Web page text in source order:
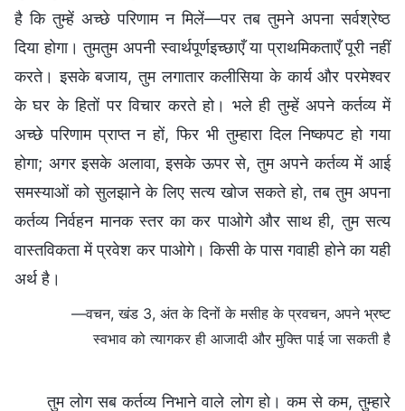
है कि तुम्‍हें अच्‍छे परिणाम न मिलें—पर तब तुमने अपना सर्वश्रेष्‍ठ
दिया होगा। तुमतुम अपनी स्‍वार्थपूर्णइच्छाएँ या प्राथमिकताएँ पूरी नहीं
करते। इसके बजाय, तुम लगातार कलीसिया के कार्य और परमेश्वर
के घर के हितों पर विचार करते हो। भले ही तुम्‍हें अपने कर्तव्‍य में
अच्छे परिणाम प्राप्त न हों, फिर भी तुम्‍हारा दिल निष्‍कपट हो गया
होगा; अगर इसके अलावा, इसके ऊपर से, तुम अपने कर्तव्य में आई
समस्याओं को सुलझाने के लिए सत्य खोज सकते हो, तब तुम अपना
कर्तव्‍य निर्वहन मानक स्तर का कर पाओगे और साथ ही, तुम सत्य
वास्तविकता में प्रवेश कर पाओगे। किसी के पास गवाही होने का यही
अर्थ है।
—वचन, खंड 3, अंत के दिनों के मसीह के प्रवचन, अपने भ्रष्ट
स्वभाव को त्यागकर ही आजादी और मुक्ति पाई जा सकती है
तुम लोग सब कर्तव्य निभाने वाले लोग हो। कम से कम, तुम्हारे